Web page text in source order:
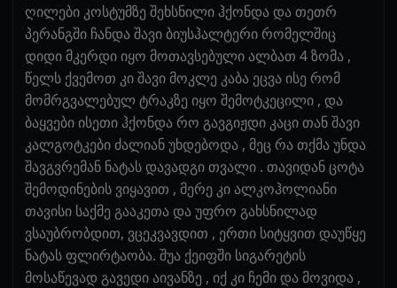
ღილები კოსტუმზე შეხსნილი ჰქონდა და თეთრ
პერანგში ჩანდა შავი ბიუსჰალტერი რომელშიც
დიდი მკერდი იყო მოთავსებული ალბათ 4 ზომა ,
წელს ქვემოთ კი შავი მოკლე კაბა ეცვა ისე რომ
მომრგვალებულ ტრაკზე იყო შემოტკეცილი , და
ბაყვები ისეთი ჰქონდა რო გავგიჟდი კაცი თან შავი
კალგოტკები ძალიან უხდებოდა , მეც რა თქმა უნდა
შავგვრემან ნატას დავადგი თვალი . თავიდან ცოტა
შემოდინების ვიყავით , მერე კი ალკოჰოლიანი
თავისი საქმე გააკეთა და უფრო გახსნილად
ვსაუბრობდით, ვცეკვავდით , ერთი სიტყვით დაუწყე
ნატას ფლირტაობა. შუა ქეიფში სიგარეტის
მოსაწევად გავედი აივანზე , იქ კი ჩემი და მოვიდა ,